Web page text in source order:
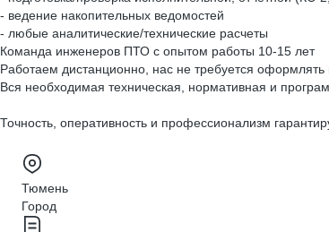
- ведение накопительных ведомостей
- любые аналитические/технические расчеты
Команда инженеров ПТО с опытом работы 10-15 лет
Работаем дистанционно, нас не требуется оформлять
Вся необходимая техническая, нормативная и
Точность, оперативность и профессионализм
Тюмень
Город